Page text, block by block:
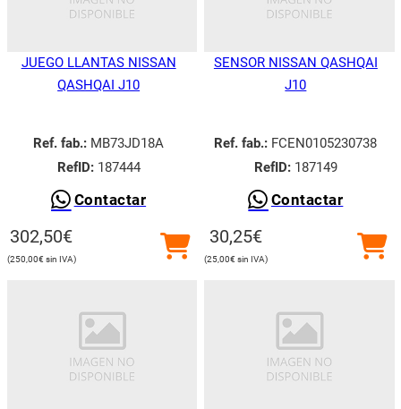
JUEGO LLANTAS NISSAN
QASHQAI J10
Ref. fab.: MB73JD18A
RefID:187444
Contactar
302,50€
250,00€
SENSOR NISSAN QASHQAI
J10
Ref. fab.: FCEN0105230738
RefID:187149
Contactar
30,25€
25,00€